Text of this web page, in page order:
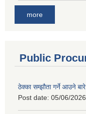
more
Public
ठेक्का सम्झौता गर्ने आउने बारे
Post date: 05/06/